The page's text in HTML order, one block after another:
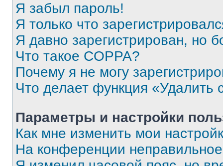
Я забыл пароль!
Я только что
Я давно зарегистрирован, но
Что такое COPPA?
Почему я не могу
Что делает функция «Удалить
Параметры и настройки
Как мне изменить мои
На конференции